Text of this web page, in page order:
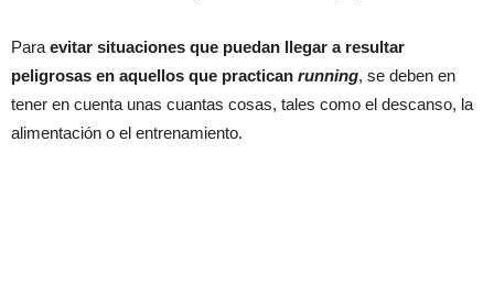
Para evitar situaciones que puedan llegar a resultar
peligrosas en aquellos que practican running, se deben en
tener en cuenta unas cuantas cosas, tales como el descanso, la
alimentación o el entrenamiento.